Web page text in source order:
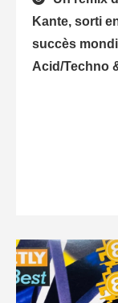
Kante, sorti
succès
Acid/Techno